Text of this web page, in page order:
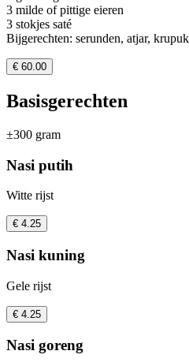
3 milde of pittige eieren
3 stokjes saté
Bijgerechten: serunden, atjar,
€ 60.00
Basisgerechten
±300 gram
Nasi putih
Witte rijst
€ 4.25
Nasi kuning
Gele rijst
€ 4.25
Nasi goreng